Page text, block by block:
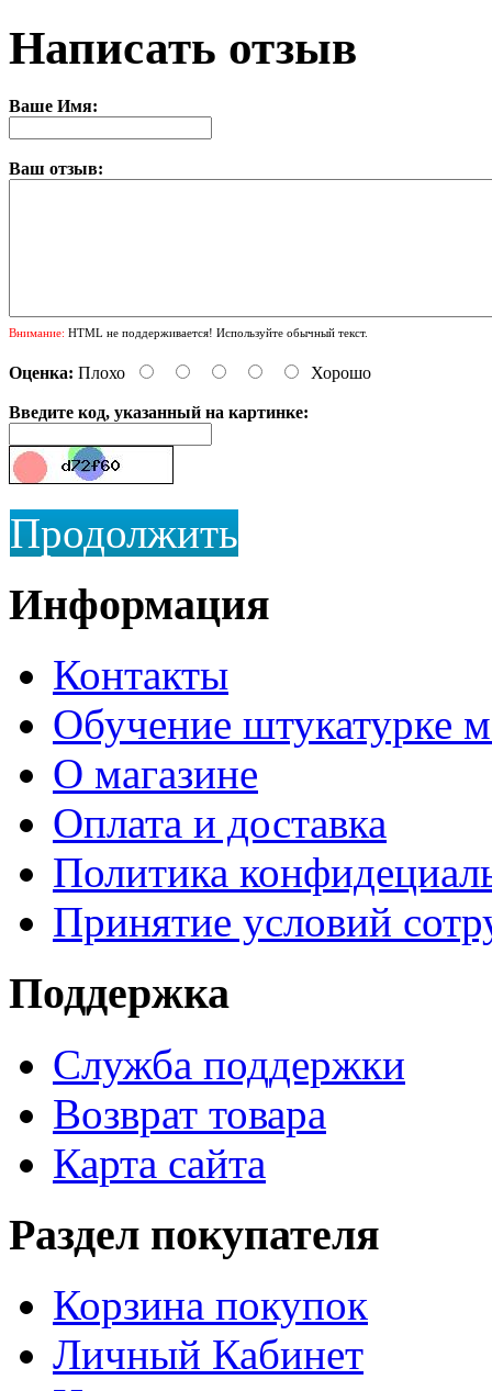
Написать отзыв
Ваше Имя:
Ваш отзыв:
Внимание: HTML не поддерживается! Используйте обычный текст.
Оценка: Плохо Хорошо
Введите код, указанный на картинке:
Продолжить
Информация
Контакты
Обучение штукатурке
О магазине
Оплата и доставка
Политика
Принятие условий
Поддержка
Служба поддержки
Возврат товара
Карта сайта
Раздел покупателя
Корзина покупок
Личный Кабинет